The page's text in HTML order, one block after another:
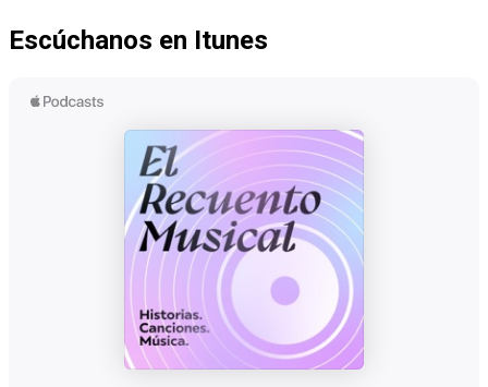
Escúchanos en Itunes